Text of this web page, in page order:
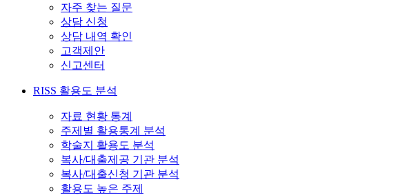
자주 찾는 질문
상담 신청
상담 내역 확인
고객제안
신고센터
RISS 활용도 분석
자료 현황 통계
주제별 활용통계 분석
학술지 활용도 분석
복사/대출제공 기관 분석
복사/대출신청 기관 분석
활용도 높은 주제